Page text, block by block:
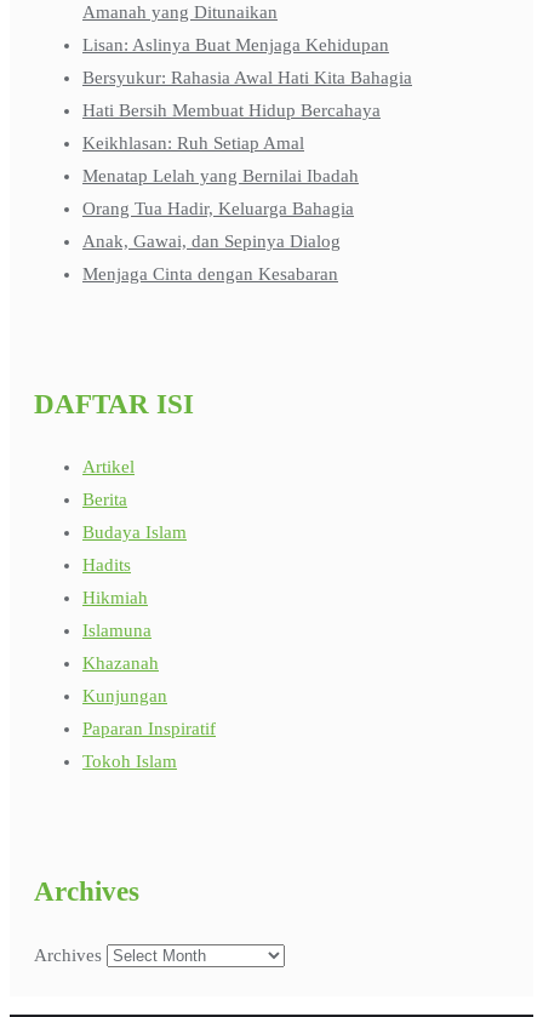
Amanah yang Ditunaikan
Lisan: Aslinya Buat Menjaga Kehidupan
Bersyukur: Rahasia Awal Hati Kita Bahagia
Hati Bersih Membuat Hidup Bercahaya
Keikhlasan: Ruh Setiap Amal
Menatap Lelah yang Bernilai Ibadah
Orang Tua Hadir, Keluarga Bahagia
Anak, Gawai, dan Sepinya Dialog
Menjaga Cinta dengan Kesabaran
DAFTAR ISI
Artikel
Berita
Budaya Islam
Hadits
Hikmiah
Islamuna
Khazanah
Kunjungan
Paparan Inspiratif
Tokoh Islam
Archives
Archives